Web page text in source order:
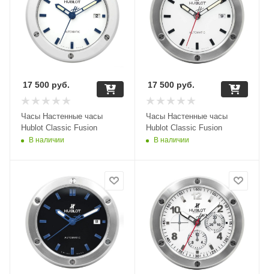
Часы Настенные часы
Hublot Classic Fusion
В наличии
17 500 руб.
Часы Настенные часы
Hublot Classic Fusion
В наличии
17 500руб.